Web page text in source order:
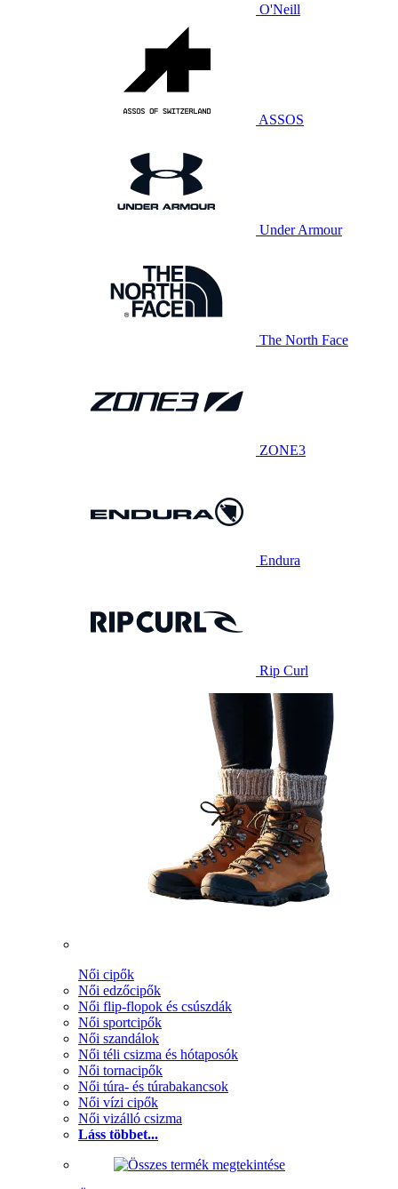
O'Neill
ASSOS
Under Armour
The North Face
ZONE3
Endura
Rip Curl
Női cipők
Női edzőcipők
Női flip-flopok és csúszdák
Női sportcipők
Női szandálok
Női téli csizma és hótaposók
Női tornacipők
Női túra- és túrabakancsok
Női vízi cipők
Női vizálló csizma
Láss többet...